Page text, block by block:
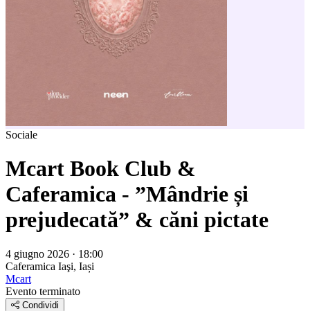
Sociale
Mcart Book Club &
Caferamica - ”Mândrie și
prejudecată” & căni pictate
4 giugno 2026 · 18:00
Caferamica Iaşi, Iași
Mcart
Evento terminato
Condividi